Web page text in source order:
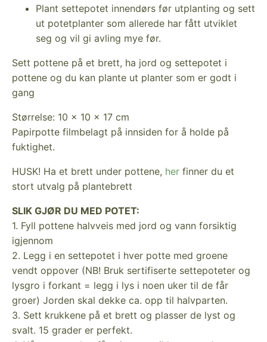
Plant settepotet innendørs før utplanting og sett
ut potetplanter som allerede har fått utviklet
seg og vil gi avling mye før.
Sett pottene på et brett, ha jord og settepotet i
pottene og du kan plante ut planter som er godt i
gang
Størrelse: 10 x 10 x 17 cm
Papirpotte filmbelagt på innsiden for å holde på
fuktighet.
HUSK! Ha et brett under pottene, her finner du et
stort utvalg på plantebrett
SLIK GJØR DU MED POTET:
1. Fyll pottene halvveis med jord og vann forsiktig
igjennom
2. Legg i en settepotet i hver potte med groene
vendt oppover (NB! Bruk sertifiserte settepoteter og
lysgro i forkant = legg i lys i noen uker til de får
groer) Jorden skal dekke ca. opp til halvparten.
3. Sett krukkene på et brett og plasser de lyst og
svalt. 15 grader er perfekt.